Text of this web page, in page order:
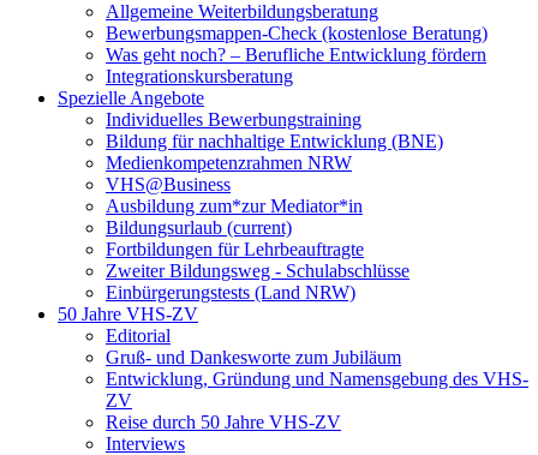
Allgemeine Weiterbildungsberatung
Bewerbungsmappen-Check (kostenlose Beratung)
Was geht noch? – Berufliche Entwicklung fördern
Integrationskursberatung
Spezielle Angebote
Individuelles Bewerbungstraining
Bildung für nachhaltige Entwicklung (BNE)
Medienkompetenzrahmen NRW
VHS@Business
Ausbildung zum*zur Mediator*in
Bildungsurlaub (current)
Fortbildungen für Lehrbeauftragte
Zweiter Bildungsweg - Schulabschlüsse
Einbürgerungstests (Land NRW)
50 Jahre VHS-ZV
Editorial
Gruß- und Dankesworte zum Jubiläum
Entwicklung, Gründung und Namensgebung des VHS-
ZV
Reise durch 50 Jahre VHS-ZV
Interviews